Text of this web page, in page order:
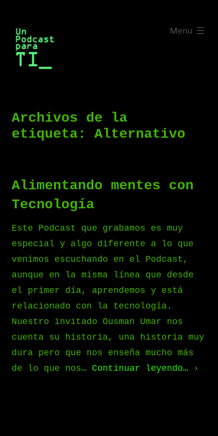
contenido
Menu
expanded
Archivos de la
etiqueta: Alternativo
Alimentando mentes con
Tecnología
Este Podcast que grabamos es muy
especial y algo diferente a lo que
venimos escuchando en el Podcast,
aunque en la misma línea que desde
el primer día, aprendemos y está
relacionado con la tecnología.
Nuestro invitado Ousman Umar nos
cuenta su historia, una historia muy
dura pero que nos enseña mucho más
de lo que nos…
Continuar leyendo…